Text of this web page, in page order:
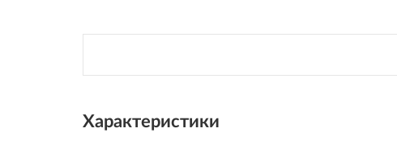
Характеристики